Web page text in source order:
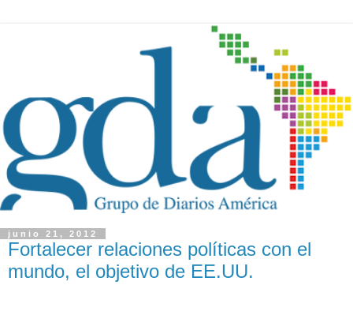
junio 21, 2012
Fortalecer relaciones políticas con el
mundo, el objetivo de EE.UU.